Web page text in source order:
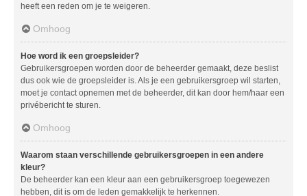
heeft een reden om je te weigeren.
Omhoog
Hoe word ik een groepsleider?
Gebruikersgroepen worden door de beheerder gemaakt, deze beslist
dus ook wie de groepsleider is. Als je een gebruikersgroep wil starten,
moet je contact opnemen met de beheerder, dit kan door hem/haar een
privébericht te sturen.
Omhoog
Waarom staan verschillende gebruikersgroepen in een andere
kleur?
De beheerder kan een kleur aan een gebruikersgroep toegewezen
hebben, dit is om de leden gemakkelijk te herkennen.